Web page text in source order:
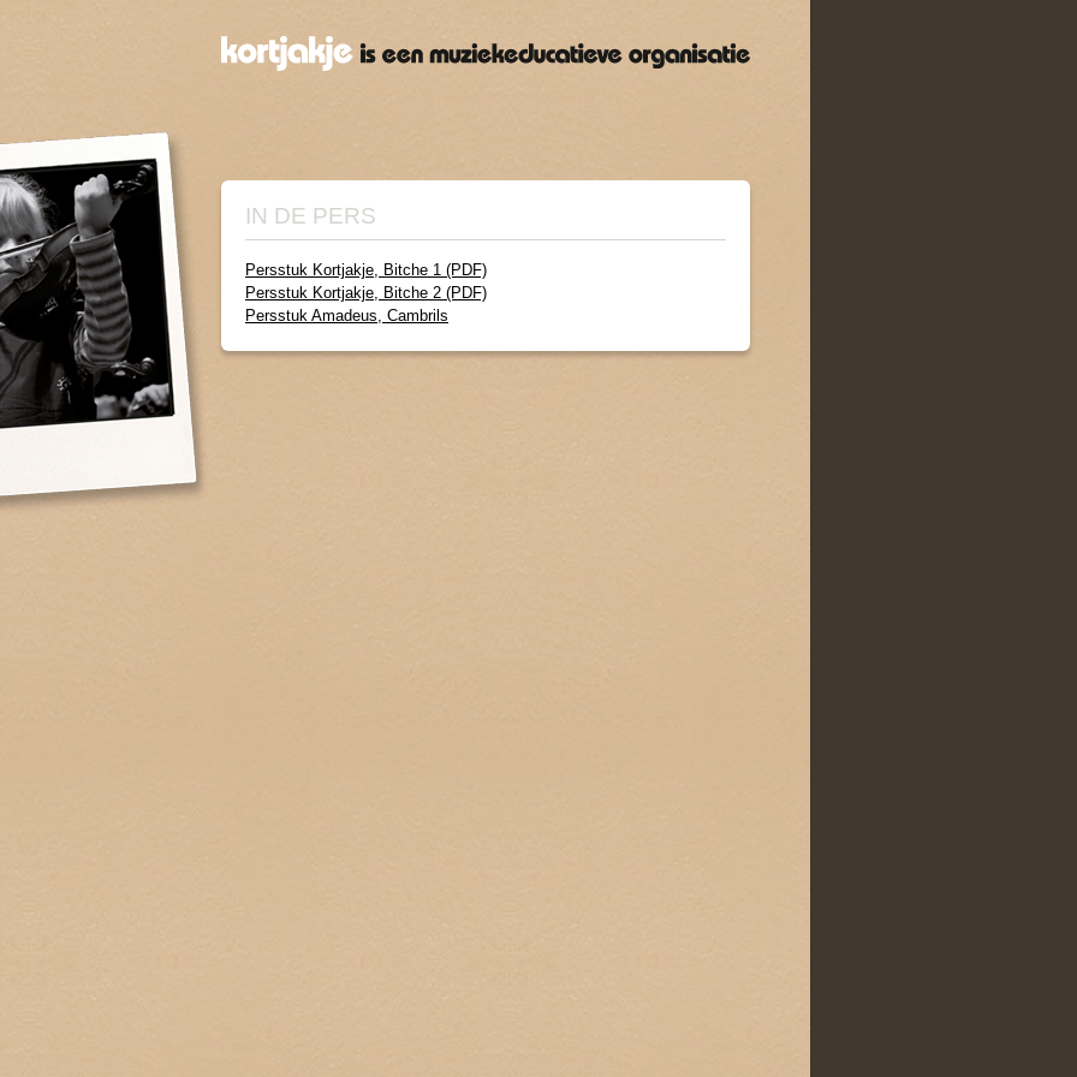
IN DE PERS
Persstuk Kortjakje, Bitche 1 (PDF)
Persstuk Kortjakje, Bitche 2 (PDF)
Persstuk Amadeus, Cambrils